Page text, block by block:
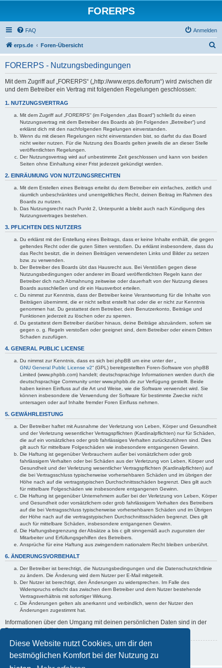
Diese Website nutzt Cookies, um dir den
bestmöglichen Komfort bei der Nutzung zu
FORERPS
FAQ Anmelden
erps.de Foren-Übersicht
FORERPS - Nutzungsbedingungen
Mit dem Zugriff auf „FORERPS“ („http://www.erps.de/forum“) wird zwischen dir
und dem Betreiber ein Vertrag mit folgenden Regelungen geschlossen:
1. NUTZUNGSVERTRAG
Mit dem Zugriff auf „FORERPS“ (im Folgenden „das Board“) schließt du einen
Nutzungsvertrag mit dem Betreiber des Boards ab (im Folgenden „Betreiber“) und
erklärst dich mit den nachfolgenden Regelungen einverstanden.
Wenn du mit diesen Regelungen nicht einverstanden bist, so darfst du das Board
nicht weiter nutzen. Für die Nutzung des Boards gelten jeweils die an dieser Stelle
veröffentlichten Regelungen.
Der Nutzungsvertrag wird auf unbestimmte Zeit geschlossen und kann von beiden
Seiten ohne Einhaltung einer Frist jederzeit gekündigt werden.
2. EINRÄUMUNG VON NUTZUNGSRECHTEN
Mit dem Erstellen eines Beitrags erteilst du dem Betreiber ein einfaches, zeitlich und
räumlich unbeschränktes und unentgeltliches Recht, deinen Beitrag im Rahmen des
Boards zu nutzen.
Das Nutzungsrecht nach Punkt 2, Unterpunkt a bleibt auch nach Kündigung des
Nutzungsvertrages bestehen.
3. PFLICHTEN DES NUTZERS
Du erklärst mit der Erstellung eines Beitrags, dass er keine Inhalte enthält, die gegen
geltendes Recht oder die guten Sitten verstoßen. Du erklärst insbesondere, dass du
das Recht besitzt, die in deinen Beiträgen verwendeten Links und Bilder zu setzen
bzw. zu verwenden.
Der Betreiber des Boards übt das Hausrecht aus. Bei Verstößen gegen diese
Nutzungsbedingungen oder anderer im Board veröffentlichten Regeln kann der
Betreiber dich nach Abmahnung zeitweise oder dauerhaft von der Nutzung dieses
Boards ausschließen und dir ein Hausverbot erteilen.
Du nimmst zur Kenntnis, dass der Betreiber keine Verantwortung für die Inhalte von
Beiträgen übernimmt, die er nicht selbst erstellt hat oder die er nicht zur Kenntnis
genommen hat. Du gestattest dem Betreiber, dein Benutzerkonto, Beiträge und
Funktionen jederzeit zu löschen oder zu sperren.
Du gestattest dem Betreiber darüber hinaus, deine Beiträge abzuändern, sofern sie
gegen o. g. Regeln verstoßen oder geeignet sind, dem Betreiber oder einem Dritten
Schaden zuzufügen.
4. GENERAL PUBLIC LICENSE
Du nimmst zur Kenntnis, dass es sich bei phpBB um eine unter der „
GNU General Public License v2“ (GPL) bereitgestellten Foren-Software von phpBB
Limited (www.phpbb.com) handelt; deutschsprachige Informationen werden durch die
deutschsprachige Community unter www.phpbb.de zur Verfügung gestellt. Beide
haben keinen Einfluss auf die Art und Weise, wie die Software verwendet wird. Sie
können insbesondere die Verwendung der Software für bestimmte Zwecke nicht
untersagen oder auf Inhalte fremder Foren Einfluss nehmen.
5. GEWÄHRLEISTUNG
Der Betreiber haftet mit Ausnahme der Verletzung von Leben, Körper und Gesundheit
und der Verletzung wesentlicher Vertragspflichten (Kardinalpflichten) nur für Schäden,
die auf ein vorsätzliches oder grob fahrlässiges Verhalten zurückzuführen sind. Dies
gilt auch für mittelbare Folgeschäden wie insbesondere entgangenen Gewinn.
Die Haftung ist gegenüber Verbrauchern außer bei vorsätzlichem oder grob
fahrlässigem Verhalten oder bei Schäden aus der Verletzung von Leben, Körper und
Gesundheit und der Verletzung wesentlicher Vertragspflichten (Kardinalpflichten) auf
die bei Vertragsschluss typischerweise vorhersehbaren Schäden und im übrigen der
Höhe nach auf die vertragstypischen Durchschnittsschäden begrenzt. Dies gilt auch
für mittelbare Folgeschäden wie insbesondere entgangenen Gewinn.
Die Haftung ist gegenüber Unternehmern außer bei der Verletzung von Leben, Körper
und Gesundheit oder vorsätzlichem oder grob fahrlässigem Verhalten des Betreibers
auf die bei Vertragsschluss typischerweise vorhersehbaren Schäden und im Übrigen
der Höhe nach auf die vertragstypischen Durchschnittsschäden begrenzt. Dies gilt
auch für mittelbare Schäden, insbesondere entgangenen Gewinn.
Die Haftungsbegrenzung der Absätze a bis c gilt sinngemäß auch zugunsten der
Mitarbeiter und Erfüllungsgehilfen des Betreibers.
Ansprüche für eine Haftung aus zwingendem nationalem Recht bleiben unberührt.
6. ÄNDERUNGSVORBEHALT
Der Betreiber ist berechtigt, die Nutzungsbedingungen und die Datenschutzrichtlinie
zu ändern. Die Änderung wird dem Nutzer per E-Mail mitgeteilt.
Der Nutzer ist berechtigt, den Änderungen zu widersprechen. Im Falle des
Widerspruchs erlischt das zwischen dem Betreiber und dem Nutzer bestehende
Vertragsverhältnis mit sofortiger Wirkung.
Die Änderungen gelten als anerkannt und verbindlich, wenn der Nutzer den
Änderungen zugestimmt hat.
Informationen über den Umgang mit deinen persönlichen Daten sind in der
Datenschutzrichtlinie enthalten.
Zurück zur vorherigen Seite